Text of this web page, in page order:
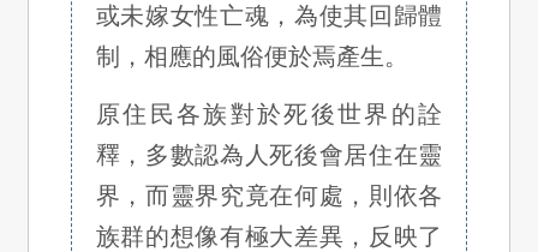
或未嫁女性亡魂，為使其回歸體
制，相應的風俗便於焉產生。
原住民各族對於死後世界的詮
釋，多數認為人死後會居住在靈
界，而靈界究竟在何處，則依各
族群的想像有極大差異，反映了